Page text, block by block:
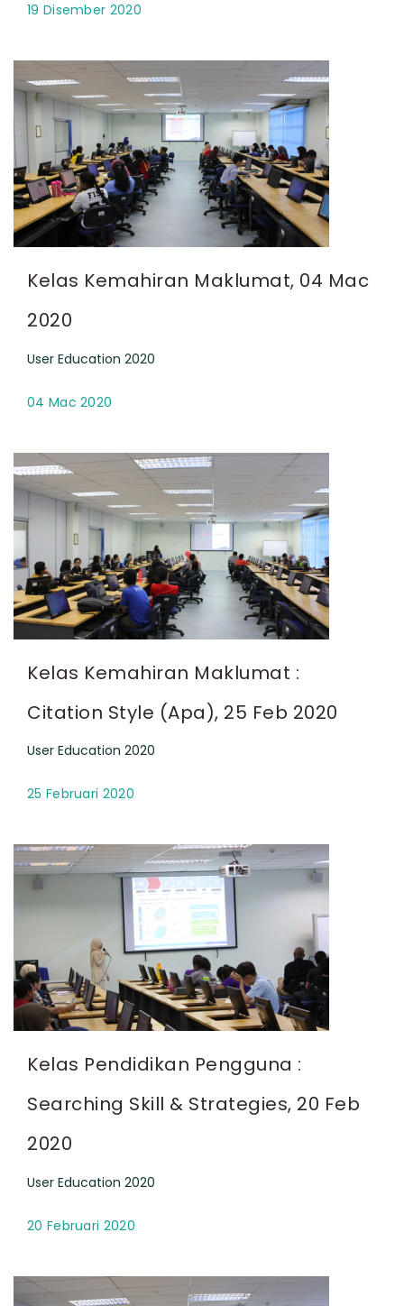
19 Disember 2020
Kelas Kemahiran Maklumat, 04 Mac
2020
User Education 2020
04 Mac 2020
Kelas Kemahiran Maklumat :
Citation Style (Apa), 25 Feb 2020
User Education 2020
25 Februari 2020
Kelas Pendidikan Pengguna :
Searching Skill & Strategies, 20 Feb
2020
User Education 2020
20 Februari 2020